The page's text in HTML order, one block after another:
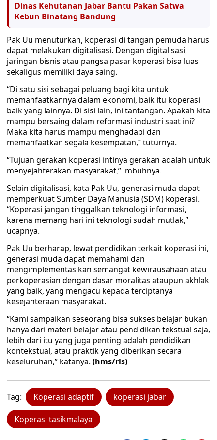
Dinas Kehutanan Jabar Bantu Pakan Satwa
Kebun Binatang Bandung
Pak Uu menuturkan, koperasi di tangan pemuda harus
dapat melakukan digitalisasi. Dengan digitalisasi,
jaringan bisnis atau pangsa pasar koperasi bisa luas
sekaligus memiliki daya saing.
“Di satu sisi sebagai peluang bagi kita untuk
memanfaatkannya dalam ekonomi, baik itu koperasi
baik yang lainnya. Di sisi lain, ini tantangan. Apakah kita
mampu bersaing dalam reformasi industri saat ini?
Maka kita harus mampu menghadapi dan
memanfaatkan segala kesempatan,” tuturnya.
“Tujuan gerakan koperasi intinya gerakan adalah untuk
menyejahterakan masyarakat,” imbuhnya.
Selain digitalisasi, kata Pak Uu, generasi muda dapat
memperkuat Sumber Daya Manusia (SDM) koperasi.
“Koperasi jangan tinggalkan teknologi informasi,
karena memang hari ini teknologi sudah mutlak,”
ucapnya.
Pak Uu berharap, lewat pendidikan terkait koperasi ini,
generasi muda dapat memahami dan
mengimplementasikan semangat kewirausahaan atau
perkoperasian dengan dasar moralitas ataupun akhlak
yang baik, yang mengacu kepada terciptanya
kesejahteraan masyarakat.
“Kami sampaikan seseorang bisa sukses belajar bukan
hanya dari materi belajar atau pendidikan tekstual saja,
lebih dari itu yang juga penting adalah pendidikan
kontekstual, atau praktik yang diberikan secara
keseluruhan,” katanya. (hms/rls)
Tag: Koperasi adaptif koperasi jabar
Koperasi tasikmalaya